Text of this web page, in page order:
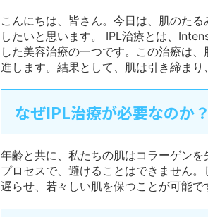
こんにちは、皆さん。今日は、肌のた
したいと思います。 IPL治療とは、
した美容治療の一つです。この治療は
進します。結果として、肌は引き締まり
なぜIPL治療が必要なのか？
年齢と共に、私たちの肌はコラーゲン
プロセスで、避けることはできません
遅らせ、若々しい肌を保つことが可能で